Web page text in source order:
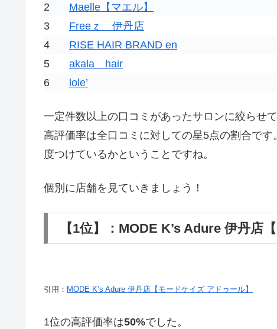
2
Maelle【マエル】
3
Freeｚ 伊丹店
4
RISE HAIR BRAND en
5
akala hair
6
lole’
一定件数以上の口コミがあったサロンに絞らせ
高評価率は全口コミに対しての星5点の割合で
度つけているかということですね。
個別に店舗を見ていきましょう！
【1位】：MODE K’s Adure 伊丹店
引用： MODE K’s Adure 伊丹店【モードケイズ アドゥール】
1位の高評価率は50%でした。